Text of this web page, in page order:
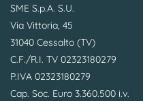
SME S.p.A. S.U.
Via Vittoria, 45
31040 Cessalto (TV)
C.F./R.I. TV 02323180279
P.IVA 02323180279
Cap. Soc. Euro 3.360.500 i.v.